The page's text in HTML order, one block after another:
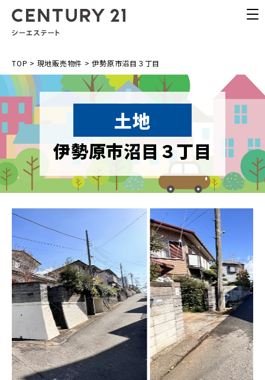
TOP > 現地販売物件 >伊勢原市沼目３丁目
土地
伊勢原市沼目３丁目